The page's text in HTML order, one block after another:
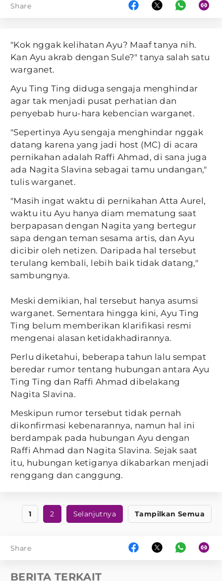
Share
"Kok nggak kelihatan Ayu? Maaf tanya nih.
Kan Ayu akrab dengan Sule?" tanya salah satu
warganet.
Ayu Ting Ting diduga sengaja menghindar
agar tak menjadi pusat perhatian dan
penyebab huru-hara kebencian warganet.
"Sepertinya Ayu sengaja menghindar nggak
datang karena yang jadi host (MC) di acara
pernikahan adalah Raffi Ahmad, di sana juga
ada Nagita Slavina sebagai tamu undangan,"
tulis warganet.
"Masih ingat waktu di pernikahan Atta Aurel,
waktu itu Ayu hanya diam mematung saat
berpapasan dengan Nagita yang bertegur
sapa dengan teman sesama artis, dan Ayu
dicibir oleh netizen. Daripada hal tersebut
terulang kembali, lebih baik tidak datang,"
sambungnya.
Meski demikian, hal tersebut hanya asumsi
warganet. Sementara hingga kini, Ayu Ting
Ting belum memberikan klarifikasi resmi
mengenai alasan ketidakhadirannya.
Perlu diketahui, beberapa tahun lalu sempat
beredar rumor tentang hubungan antara Ayu
Ting Ting dan Raffi Ahmad dibelakang
Nagita Slavina.
Meskipun rumor tersebut tidak pernah
dikonfirmasi kebenarannya, namun hal ini
berdampak pada hubungan Ayu dengan
Raffi Ahmad dan Nagita Slavina. Sejak saat
itu, hubungan ketiganya dikabarkan menjadi
renggang dan canggung.
1 2 Selanjutnya Tampilkan Semua
Share
BERITA TERKAIT